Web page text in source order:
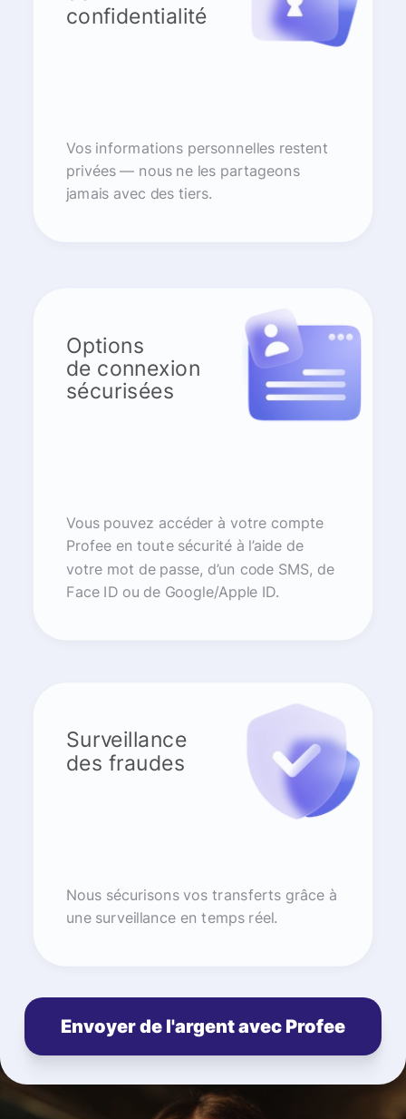
confidentialité
Vos informations personnelles restent
privées — nous ne les partageons
jamais avec des tiers.
Options
de connexion
sécurisées
Vous pouvez accéder à votre compte
Profee en toute sécurité à l’aide de
votre mot de passe, d’un code SMS, de
Face ID ou de Google/Apple ID.
Surveillance
des fraudes
Nous sécurisons vos transferts grâce à
une surveillance en temps réel.
Envoyer de l'argent avec Profee